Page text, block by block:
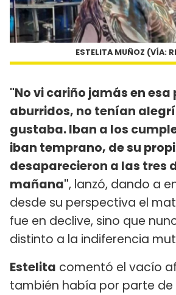
ESTELITA MUÑOZ (VÍA:
"No vi cariño jamás en esa
aburridos, no tenían
gustaba. Iban a los
iban temprano, de su
desaparecieron a las tres
mañana", lanzó, dando a
desde su perspectiva el
fue en declive, sino que
distinto a la indiferencia
Estelita comentó el vacío
también había por parte de